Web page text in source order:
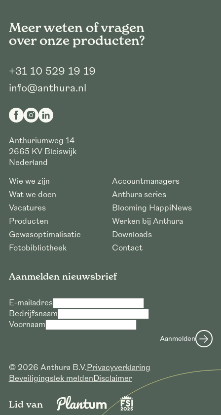
resolutie foto’s
E-mailadres *
Bedrijfsnaam *
Meer weten of vragen
over onze producten?
+31 10 529 19 19
info@anthura.nl
Anthuriumweg 14
2665 KV Bleiswijk
Nederland
Wie we zijn
Wat we doen
Vacatures
Producten
Gewasoptimalisatie
Fotobibliotheek
Accountmanagers
Anthura series
Blooming HappiNews
Werken bij Anthura
Downloads
Contact
Aanmelden nieuwsbrief
E-mailadres
Bedrijfsnaam
Voornaam
Aanmelden
© 2026 Anthura B.V.Privacyverklaring
Beveiligingslek meldenDisclaimer
Lid van